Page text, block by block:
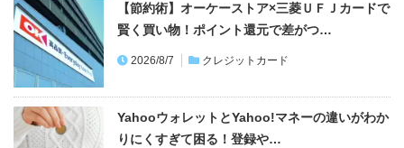
【節約術】オーケーストア×三菱ＵＦＪカードで
賢く買い物！ポイント還元で差がつ…
2026/8/7 クレジットカード
YahooウォレットとYahoo!マネーの違いがわか
りにくすぎて困る！登録や…